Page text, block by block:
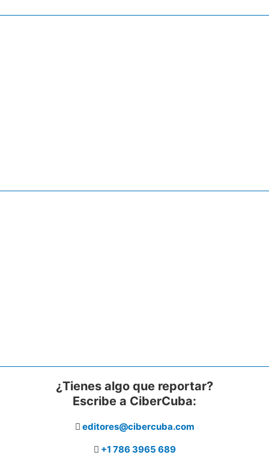
¿Tienes algo que reportar?
Escribe a CiberCuba:
editores@cibercuba.com
+1 786 3965 689